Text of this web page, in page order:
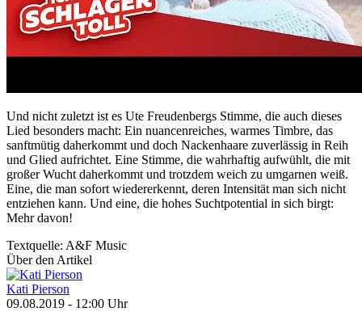
Und nicht zuletzt ist es Ute Freudenbergs Stimme, die auch dieses
Lied besonders macht: Ein nuancenreiches, warmes Timbre, das
sanftmütig daherkommt und doch Nackenhaare zuverlässig in Reih
und Glied aufrichtet. Eine Stimme, die wahrhaftig aufwühlt, die mit
großer Wucht daherkommt und trotzdem weich zu umgarnen weiß.
Eine, die man sofort wiedererkennt, deren Intensität man sich nicht
entziehen kann. Und eine, die hohes Suchtpotential in sich birgt:
Mehr davon!
Textquelle: A&F Music
Über den Artikel
Kati Pierson
09.08.2019 - 12:00 Uhr